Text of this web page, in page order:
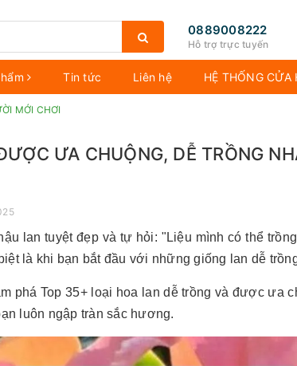
0889008222
Hỗ trợ trực tuyến
Tin tức Liên hệ HỆ THỐNG CỬA
MỚI CHƠI
ƯA CHUỘNG, DỄ TRỒNG
lan tuyệt đẹp và tự hỏi: "Liệu mình có thể
là khi bạn bắt đầu với những giống lan dễ
phá Top 35+ loại hoa lan dễ trồng và được ưa
luôn ngập tràn sắc hương.